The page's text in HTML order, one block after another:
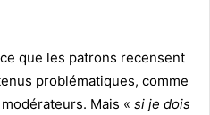
que les patrons recensent
problématiques, comme
Mais « si je dois